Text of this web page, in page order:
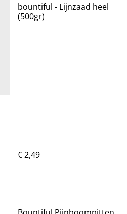
bountiful - Lijnzaad heel
(500gr)
€ 2,49